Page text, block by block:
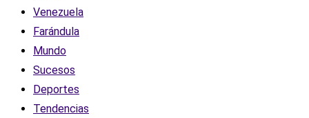
Venezuela
Farándula
Mundo
Sucesos
Deportes
Tendencias